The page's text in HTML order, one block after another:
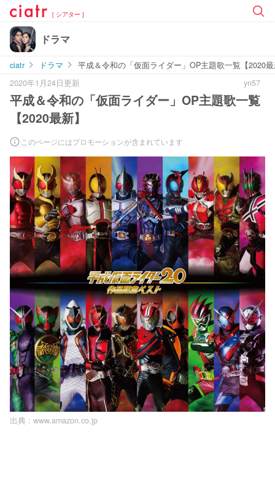
[ シアター ]
ドラマ
ciatr ドラマ
平成＆令和の「仮面ライダー」OP主題歌一覧【2020
2020年1月24日更新
yn57
平成＆令和の「仮面ライダー」OP主題歌一覧
【2020最新】
このページにはプロモーションが含まれています
出典 : www.amazon.co.jp